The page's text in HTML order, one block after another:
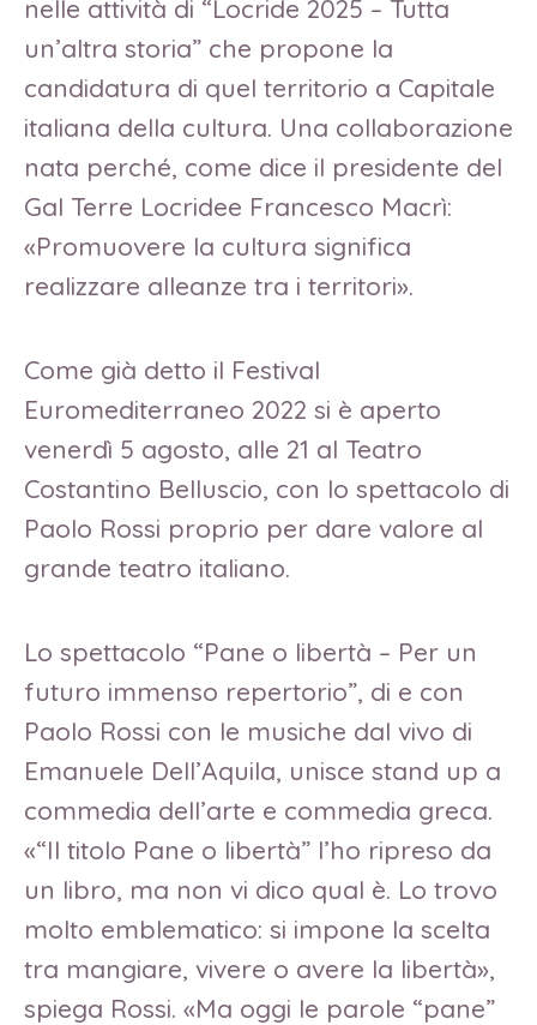
nelle attività di “Locride 2025 – Tutta
un’altra storia” che propone la
candidatura di quel territorio a Capitale
italiana della cultura. Una collaborazione
nata perché, come dice il presidente del
Gal Terre Locridee Francesco Macrì:
«Promuovere la cultura significa
realizzare alleanze tra i territori».
Come già detto il Festival
Euromediterraneo 2022 si è aperto
venerdì 5 agosto, alle 21 al Teatro
Costantino Belluscio, con lo spettacolo di
Paolo Rossi proprio per dare valore al
grande teatro italiano.
Lo spettacolo “Pane o libertà – Per un
futuro immenso repertorio”, di e con
Paolo Rossi con le musiche dal vivo di
Emanuele Dell’Aquila, unisce stand up a
commedia dell’arte e commedia greca.
«“Il titolo Pane o libertà” l’ho ripreso da
un libro, ma non vi dico qual è. Lo trovo
molto emblematico: si impone la scelta
tra mangiare, vivere o avere la libertà»,
spiega Rossi. «Ma oggi le parole “pane”